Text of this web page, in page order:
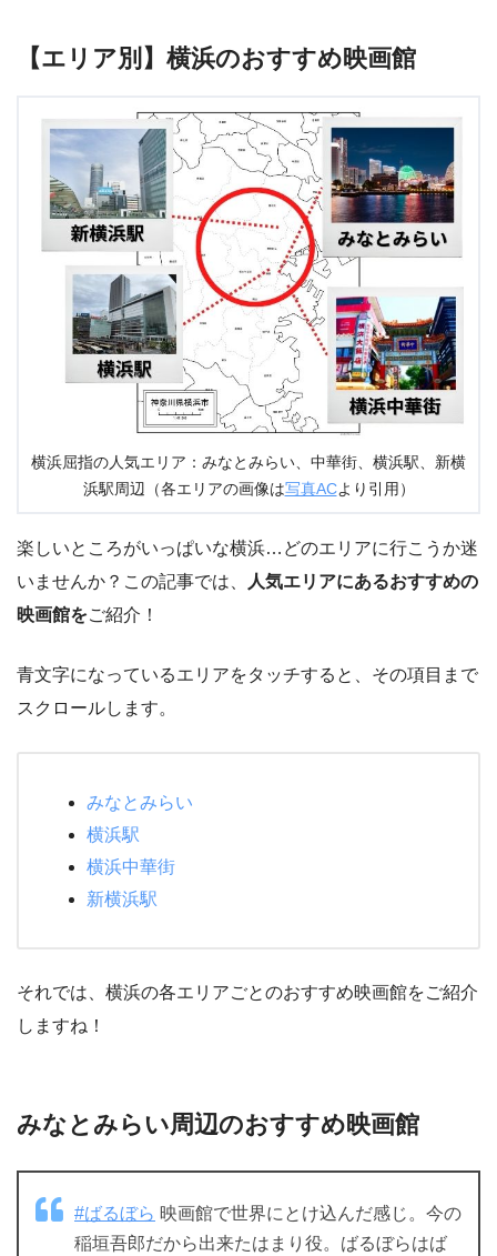
【エリア別】横浜のおすすめ映画館
横浜屈指の人気エリア：みなとみらい、中華街、横浜駅、新横
浜駅周辺（各エリアの画像は写真ACより引用）
楽しいところがいっぱいな横浜…どのエリアに行こうか迷
いませんか？この記事では、
人気エリアにあるおすすめの
映画館をご紹介！
青文字になっているエリアをタッチすると、その項目まで
スクロールします。
みなとみらい
横浜駅
横浜中華街
新横浜駅
それでは、横浜の各エリアごとのおすすめ映画館をご紹介
しますね！
みなとみらい周辺のおすすめ映画館
#ばるぼら 映画館で世界にとけ込んだ感じ。今の
稲垣吾郎だから出来たはまり役。ばるぼらはば